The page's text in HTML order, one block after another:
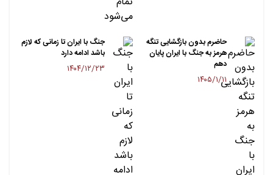
حاضرم بدون بازگشایی تنگه
هرمز به جنگ با ایران پایان
دهم
۱۴۰۵/۱/۱۱
جنگ با ایران تا زمانی که لازم
باشد ادامه دارد
۱۴۰۴/۱۲/۲۳